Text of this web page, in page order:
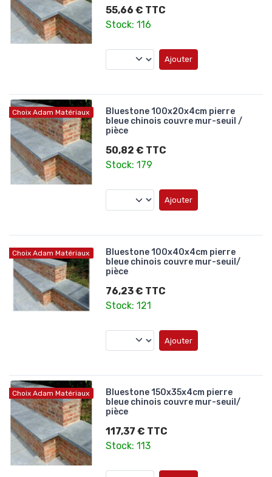
55,66 € TTC
Stock: 116
Ajouter
Choix Adam Matériaux
Bluestone 100x20x4cm pierre
bleue chinois couvre mur-seuil /
pièce
50,82 € TTC
Stock: 179
Ajouter
Choix Adam Matériaux
Bluestone 100x40x4cm pierre
bleue chinois couvre mur-seuil/
pièce
76,23 € TTC
Stock: 121
Ajouter
Choix Adam Matériaux
Bluestone 150x35x4cm pierre
bleue chinois couvre mur-seuil/
pièce
117,37 € TTC
Stock: 113